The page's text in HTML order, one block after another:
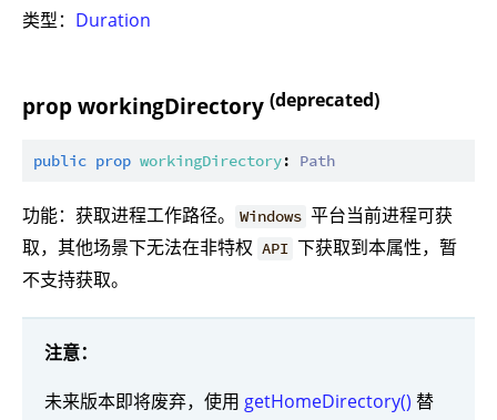
类型： Duration
prop workingDirectory (deprecated)
public prop workingDirectory: Path
功能：获取进程工作路径。 Windows 平台当前进程可获
取，其他场景下无法在非特权 API 下获取到本属性，暂
不支持获取。
注意：
未来版本即将废弃，使用 getHomeDirectory() 替